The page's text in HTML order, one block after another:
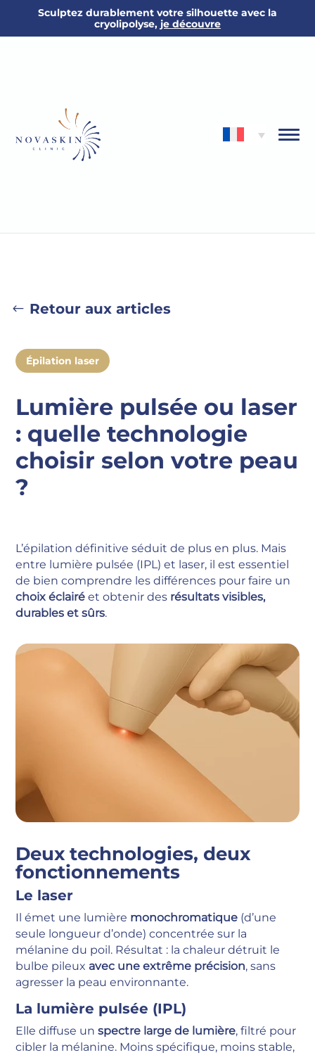
Sculptez durablement votre silhouette avec la
cryolipolyse, je découvre
Retour aux articles
Épilation laser
Lumière pulsée ou laser
: quelle technologie
choisir selon votre peau
?
L’épilation définitive séduit de plus en plus. Mais
entre lumière pulsée (IPL) et laser, il est essentiel
de bien comprendre les différences pour faire un
choix éclairé et obtenir des résultats visibles,
durables et sûrs.
Deux technologies, deux
fonctionnements
Le laser
Il émet une lumière monochromatique (d’une
seule longueur d’onde) concentrée sur la
mélanine du poil. Résultat : la chaleur détruit le
bulbe pileux avec une extrême précision, sans
agresser la peau environnante.
La lumière pulsée (IPL)
Elle diffuse unspectre large de lumière, filtré pour
cibler la mélanine. Moins spécifique, moins stable,